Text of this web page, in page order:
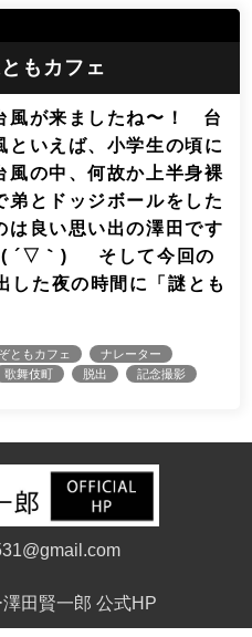
もカフェ
風が来ましたね〜！ 台
といえば、小学生の頃に
風の中、何故か上半身裸
弟とドッジボールをした
は良い思い出の澤田です
´▽｀) そして今回の
した夜の時間に「謎とも
ともカフェ
ナレーター
歌舞伎町 脱出
記念撮影
田賢一郎 公式HP